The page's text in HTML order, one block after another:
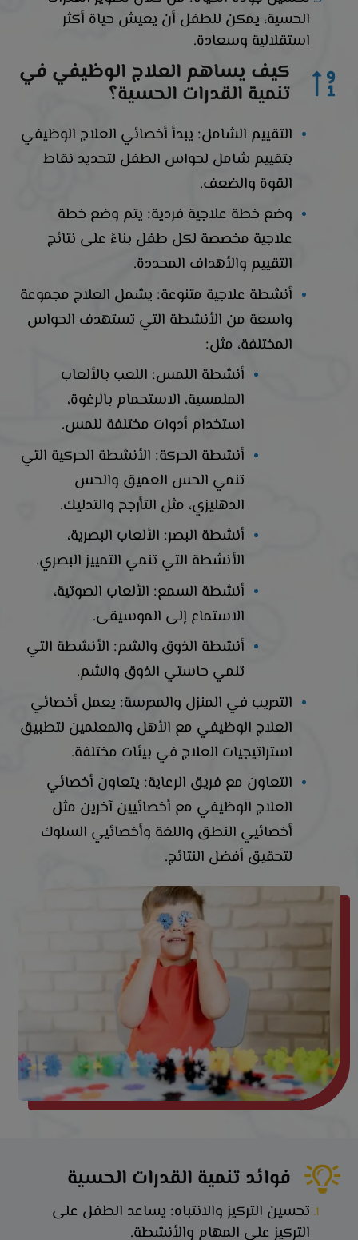
الحسية، يمكن للطفل أن يعيش حياة أكثر
استقلالية وسعادة.
كيف يساهم العلاج الوظيفي في
تنمية القدرات الحسية؟
التقييم الشامل: يبدأ أخصائي العلاج الوظيفي
بتقييم شامل لحواس الطفل لتحديد نقاط
القوة والضعف.
وضع خطة علاجية فردية: يتم وضع خطة
علاجية مخصصة لكل طفل بناءً على نتائج
التقييم والأهداف المحددة.
أنشطة علاجية متنوعة: يشمل العلاج مجموعة
واسعة من الأنشطة التي تستهدف الحواس
المختلفة، مثل:
أنشطة اللمس: اللعب بالألعاب
الملمسية، الاستحمام بالرغوة،
استخدام أدوات مختلفة للمس.
أنشطة الحركة: الأنشطة الحركية التي
تنمي الحس العميق والحس
الدهليزي، مثل التأرجح والتدليك.
أنشطة البصر: الألعاب البصرية،
الأنشطة التي تنمي التمييز البصري.
أنشطة السمع: الألعاب الصوتية،
الاستماع إلى الموسيقى.
أنشطة الذوق والشم: الأنشطة التي
تنمي حاستي الذوق والشم.
التدريب في المنزل والمدرسة: يعمل أخصائي
العلاج الوظيفي مع الأهل والمعلمين لتطبيق
استراتيجيات العلاج في بيئات مختلفة.
التعاون مع فريق الرعاية: يتعاون أخصائي
العلاج الوظيفي مع أخصائيين آخرين مثل
أخصائيي النطق واللغة وأخصائيي السلوك
لتحقيق أفضل النتائج.
فوائد تنمية القدرات الحسية
تحسين التركيز والانتباه: يساعد الطفل على
التركيز على المهام والأنشطة.